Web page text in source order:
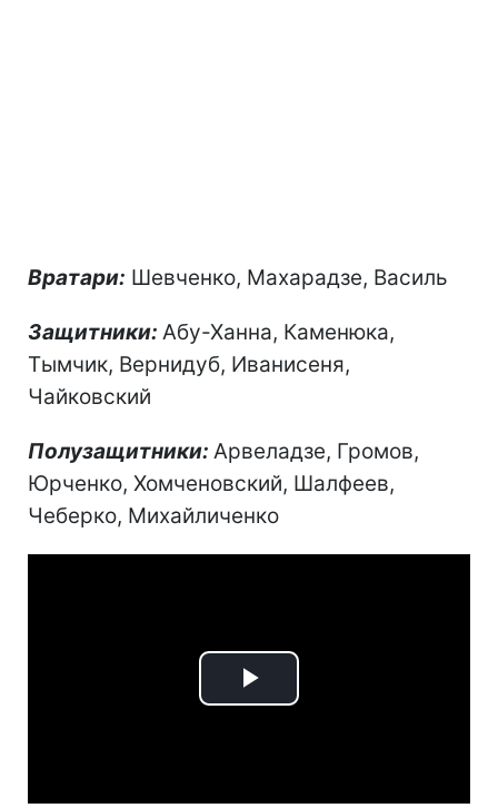
Вратари: Шевченко, Махарадзе, Василь
Защитники: Абу-Ханна, Каменюка,
Тымчик, Вернидуб, Иванисеня,
Чайковский
Полузащитники: Арвеладзе, Громов,
Юрченко, Хомченовский, Шалфеев,
Чеберко, Михайличенко
Play